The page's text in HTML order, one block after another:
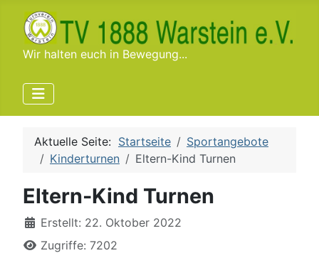
Wir halten euch in Bewegung...
Aktuelle Seite: Startseite
Sportangebote
Kinderturnen
Eltern-Kind Turnen
Eltern-Kind Turnen
DetailsErstellt: 22. Oktober 2022
Zugriffe: 7202